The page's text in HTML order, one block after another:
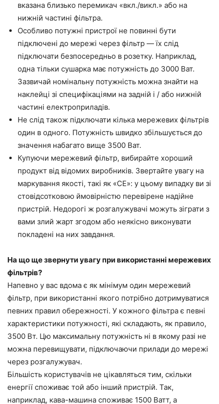
вказана близько перемикач «вкл./викл.» або на
нижній частині фільтра.
Особливо потужні пристрої не повинні бути
підключені до мережі через фільтр — їх слід
підключати безпосередньо в розетку. Наприклад,
одна тільки сушарка має потужність до 3000 Ват.
Зазвичай номінальну потужність можна знайти на
наклейці зі специфікаціями на задній і / або нижній
частині електроприладів.
Не слід також підключати кілька мережевих фільтрів
один в одного. Потужність швидко збільшується до
значення набагато вище 3500 Ват.
Купуючи мережевий фільтр, вибирайте хороший
продукт від відомих виробників. Звертайте увагу на
маркування якості, такі як «СЕ»: у цьому випадку ви зі
стовідсотковою ймовірністю перевірене надійне
пристрій. Недорогі ж розгалужувачі можуть зіграти з
вами злий жарт згодом або неякісно виконувати
покладені на них завдання.
На що ще звернути увагу при використанні мережевих
фільтрів?
Напевно у вас вдома є як мінімум один мережевий
фільтр, при використанні якого потрібно дотримуватися
певних правил обережності. У кожного фільтра є певні
характеристики потужності, які складають, як правило,
3500 Вт. Цю максимальну потужність ні в якому разі не
можна перевищувати, підключаючи прилади до мережі
через розгалужувач.
Більшість користувачів не цікавляться тим, скільки
енергії споживає той або інший пристрій. Так,
наприклад, кава-машина споживає 1500 Ватт, а